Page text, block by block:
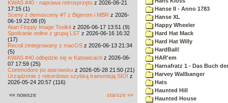
KWAS #40 - naprawa retrosprzętu z 2026-06-21
17:15 (1)
Sceny z demosceny #7 z Bigerem i MBR z 2026-
06-19 22:08 (0)
Atari Floppy Image Toolkit z 2026-06-17 13:51 (9)
Spotkanie online z grupą LST z 2026-06-16 16:32
(17)
Recoil zintegrowany z macOS z 2026-06-13 21:34
(5)
KWAS #40 odbędzie się w Katowicach z 2026-06-
07 17:59 (25)
Commodore po atarowsku z 2026-05-28 21:50 (21)
Urządzenie z rekordowo szybką transmisją SIO! z
2026-05-24 20:57 (116)
«« nowsze starsze »»
Hanse II - Anno 1783
Hanse XL
Happy Wheeler
Hard Hat Mack
Hard Hat Willy
HardBall!
HAR'em
Harnafratz 1 - Das Buch
Harvey Wallbanger
Hats
Haunted Hill
Haunted House